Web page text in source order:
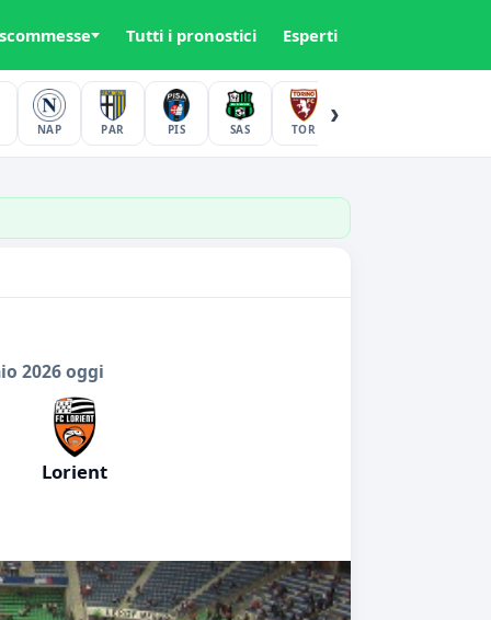
Tutti i pronostici Esperti
NAP PAR PIS SAS TOR
›
2026 oggi
Lorient